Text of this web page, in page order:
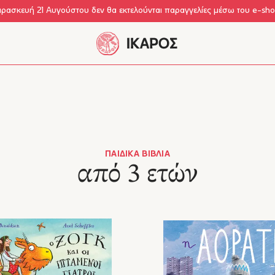
21 Αυγούστου δεν θα εκτελούνται παραγγελίες μέσω του e-
ΠΑΙΔΙΚΆ ΒΙΒΛΊΑ
από 3 ετών